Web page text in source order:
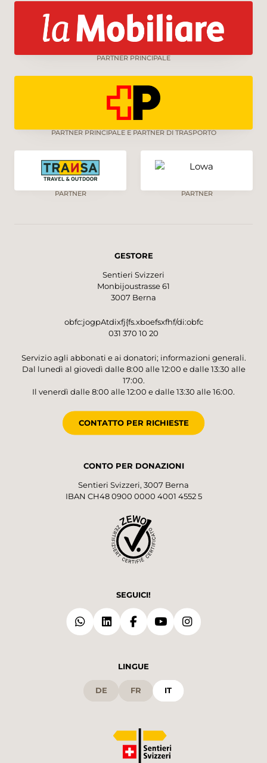
PARTNER PRINCIPALE
PARTNER PRINCIPALE E PARTNER DI TRASPORTO
PARTNER PARTNER
GESTORE
Sentieri Svizzeri
Monbijoustrasse 61
3007 Berna
obfc:jogpAtdixfj{fs.xboefsxfhf/di:obfc
031 370 10 20
Servizio agli abbonati e ai donatori; informazioni generali.
Dal lunedì al giovedì dalle 8:00 alle 12:00 e dalle 13:30 alle
17:00.
Il venerdì dalle 8:00 alle 12:00 e dalle 13:30 alle 16:00.
CONTATTO PER RICHIESTE
CONTO PER DONAZIONI
Sentieri Svizzeri, 3007 Berna
IBAN CH48 0900 0000 4001 4552 5
SEGUICI!
LINGUE
DE FR IT